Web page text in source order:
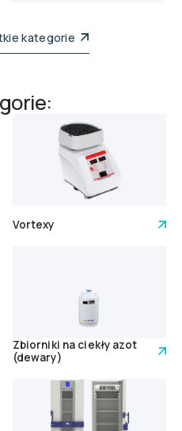
kategorie
Vortexy
Zbiorniki na ciekły azot
(dewary)